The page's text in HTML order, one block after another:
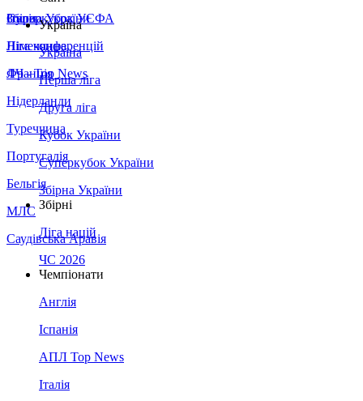
Збірна України
Італія
Німеччина
Франція
Нідерланди
Туреччина
Португалія
Бельгія
МЛС
Саудівська Аравія
Суперкубок УЄФА
Ліга конференцій
ЛЧ - Top News
Україна
Україна
Перша ліга
Друга ліга
Кубок України
Суперкубок України
Збірна України
Збірні
Ліга націй
ЧС 2026
Чемпіонати
Англія
Іспанія
АПЛ Top News
Італія